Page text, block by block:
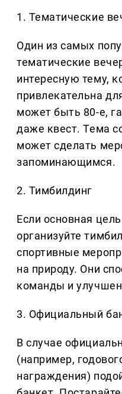
1. Тематические
Один из самых
тематические
интересную тему,
привлекательна
может быть 80-е,
даже квест. Тема
может сделать
запоминающимся.
2. Тимбилдинг
Если основная
организуйте
спортивные
на природу. Они
команды и
3. Официальный
В случае
(например,
награждения)